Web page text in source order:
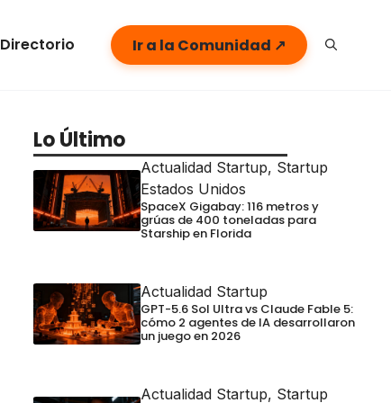
Directorio Ir a la Comunidad ↗
Lo Último
Actualidad Startup, Startup
Estados Unidos
SpaceX Gigabay: 116 metros y
grúas de 400 toneladas para
Starship en Florida
Actualidad Startup
GPT-5.6 Sol Ultra vs Claude Fable 5:
cómo 2 agentes de IA desarrollaron
un juego en 2026
Actualidad Startup, Startup